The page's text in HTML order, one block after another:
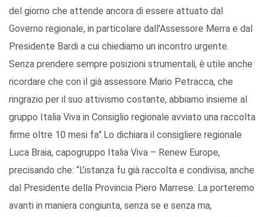
del giorno che attende ancora di essere attuato dal
Governo regionale, in particolare dall'Assessore Merra e dal
Presidente Bardi a cui chiediamo un incontro urgente.
Senza prendere sempre posizioni strumentali, è utile anche
ricordare che con il già assessore Mario Petracca, che
ringrazio per il suo attivismo costante, abbiamo insieme al
gruppo Italia Viva in Consiglio regionale avviato una raccolta
firme oltre 10 mesi fa”.Lo dichiara il consigliere regionale
Luca Braia, capogruppo Italia Viva – Renew Europe,
precisando che: “L’istanza fu già raccolta e condivisa, anche
dal Presidente della Provincia Piero Marrese. La porteremo
avanti in maniera congiunta, senza se e senza ma,